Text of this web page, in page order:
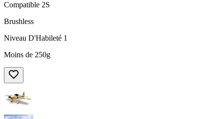
Compatible 2S
Brushless
Niveau D'Habileté 1
Moins de 250g